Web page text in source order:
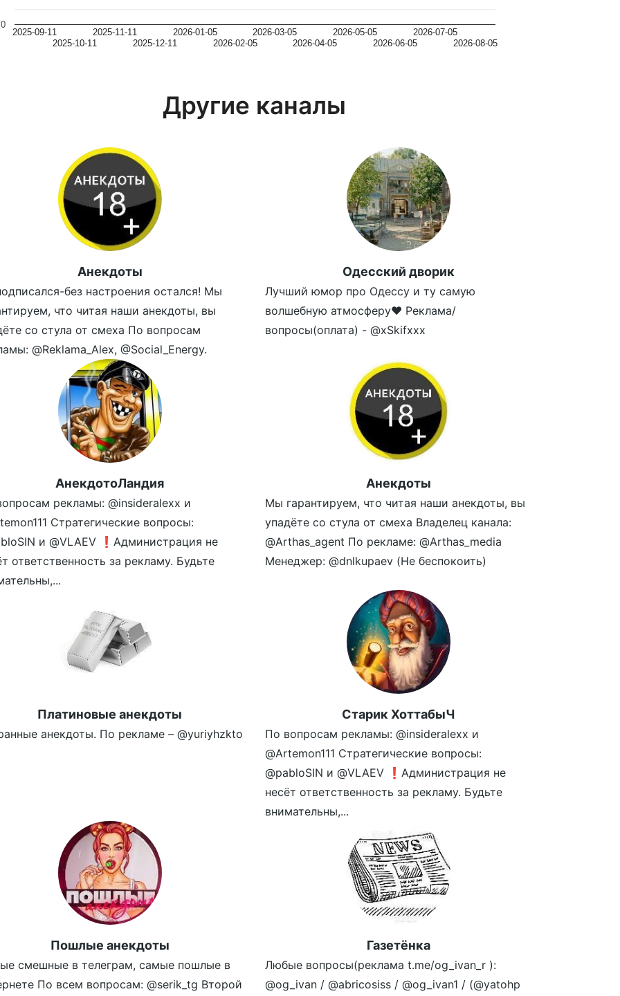
2025-09-11
2025-10-11
2025-11-11
2025-12-11
2026-01-05
2026-02-05
2026-03-05
2026-04-05
2026-05-05
2026-06-05
2026-07-05
2026-08-05
0
Другие каналы
Анекдоты
без настроения остался! Мы
что читая наши анекдоты, вы
со стула от смеха По вопросам
@Reklama_Alex, @Social_Energy.
Одесский дворик
Лучший юмор про Одессу и ту самую
волшебную атмосферу❤ Реклама/
вопросы(оплата) - @xSkifxxx
АнекдотоЛандия
рекламы: @insideralexx и
Стратегические вопросы:
и @VLAEV ❗️Администрация не
ответственность за рекламу. Будьте
Анекдоты
Мы гарантируем, что читая наши анекдоты, вы
упадёте со стула от смеха Владелец канала:
@Arthas_agent По рекламе: @Arthas_media
Менеджер: @dnlkupaev (Не беспокоить)
Платиновые анекдоты
анекдоты. По рекламе – @yuriyhzkto
Старик ХоттабыЧ
По вопросам рекламы: @insideralexx и
@Artemon111 Стратегические вопросы:
@pabloSIN и @VLAEV ❗️Администрация не
несёт ответственность за рекламу. Будьте
внимательны,...
Пошлые анекдоты
смешные в телеграм, самые пошлые в
По всем вопросам: @serik_tg Второй
Газетёнка
Любые вопросы(реклама t.me/og_ivan_r ):
@og_ivan / @abricosiss / @og_ivan1 / (@yatohp